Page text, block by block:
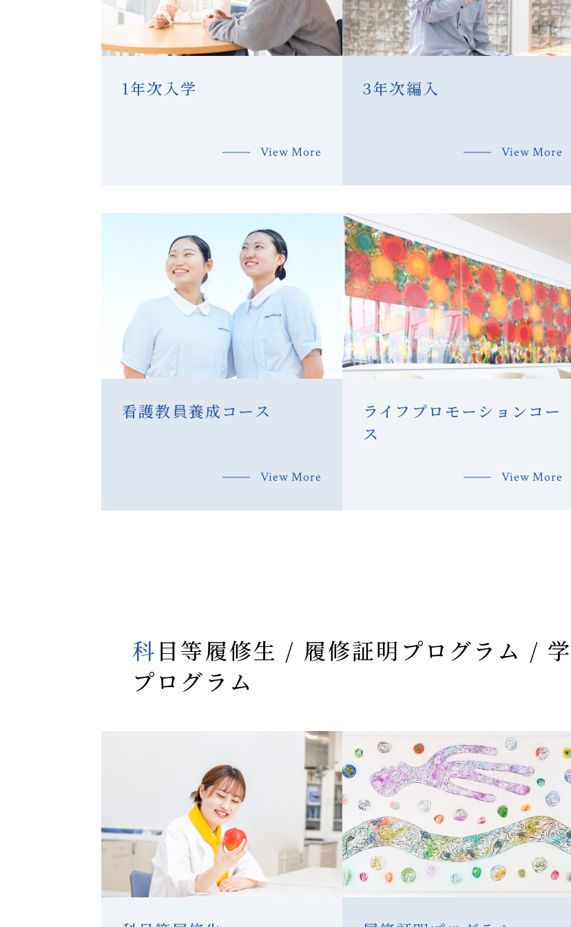
1年次入学
View More
3年次編入
View More
看護教員養成コース
View More
ライフプロモーションコー
ス
View More
科目等履修生 / 履修証明プログラム / 学士申請
プログラム